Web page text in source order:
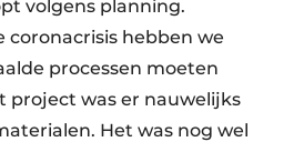
volgens planning.
coronacrisis hebben we
processen moeten
project was er nauwelijks
Het was nog wel